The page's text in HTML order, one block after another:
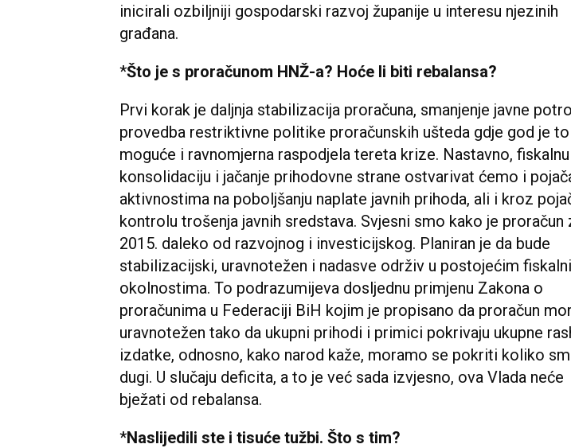
inicirali ozbiljniji gospodarski razvoj županije u interesu njezinih
građana.
*Što je s proračunom HNŽ-a? Hoće li biti rebalansa?
Prvi korak je daljnja stabilizacija proračuna, smanjenje javne
provedba restriktivne politike proračunskih ušteda gdje god je to
moguće i ravnomjerna raspodjela tereta krize. Nastavno, fiskalnu
konsolidaciju i jačanje prihodovne strane ostvarivat ćemo i
aktivnostima na poboljšanju naplate javnih prihoda, ali i kroz
kontrolu trošenja javnih sredstava. Svjesni smo kako je proračun
2015. daleko od razvojnog i investicijskog. Planiran je da bude
stabilizacijski, uravnotežen i nadasve održiv u postojećim
okolnostima. To podrazumijeva dosljednu primjenu Zakona o
proračunima u Federaciji BiH kojim je propisano da proračun
uravnotežen tako da ukupni prihodi i primici pokrivaju ukupne
izdatke, odnosno, kako narod kaže, moramo se pokriti koliko
dugi. U slučaju deficita, a to je već sada izvjesno, ova Vlada neće
bježati od rebalansa.
*Naslijedili ste i tisuće tužbi. Što s tim?